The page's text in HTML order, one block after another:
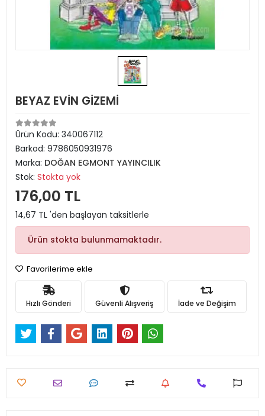
BEYAZ EVİN GİZEMİ
Ürün Kodu: 340067112
Barkod: 9786050931976
Marka: DOĞAN EGMONT YAYINCILIK
Stok: Stokta yok
176,00 TL
14,67 TL 'den başlayan taksitlerle
Ürün stokta bulunmamaktadır.
Favorilerime ekle
Hızlı Gönderi Güvenli Alışveriş İade ve Değişim